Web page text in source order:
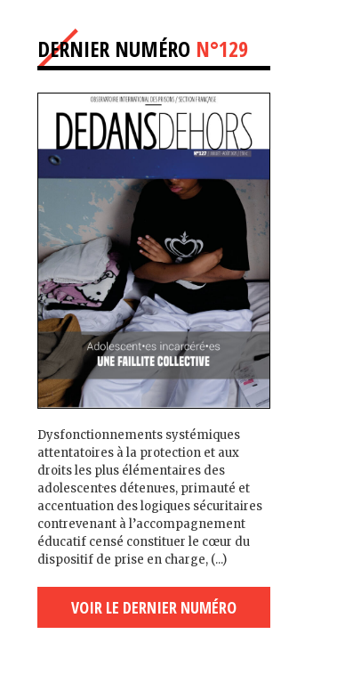
DERNIER NUMÉRO N°129
Dysfonctionnements systémiques
attentatoires à la protection et aux
droits les plus élémentaires des
adolescent·es détenu·es, primauté et
accentuation des logiques sécuritaires
contrevenant à l’accompagnement
éducatif censé constituer le cœur du
dispositif de prise en charge, (...)
VOIR LE DERNIER NUMÉRO